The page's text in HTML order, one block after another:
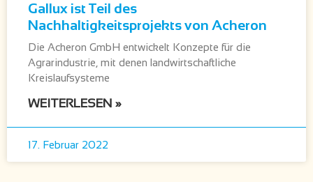
Gallux ist Teil des
Nachhaltigkeitsprojekts von Acheron
Die Acheron GmbH entwickelt Konzepte für die
Agrarindustrie, mit denen landwirtschaftliche
Kreislaufsysteme
WEITERLESEN »
17. Februar 2022